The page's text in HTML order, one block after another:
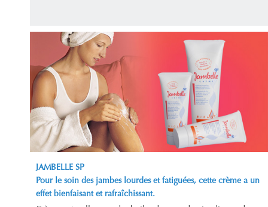
JAMBELLE SP
Pour le soin des jambes lourdes et fatiguées, cette crème a un
effet bienfaisant et rafraîchissant.